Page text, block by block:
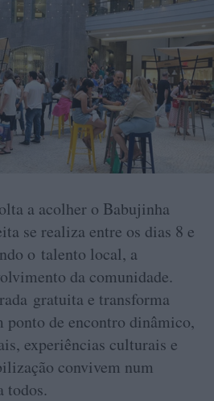
a acolher o Babujinha
se realiza entre os dias 8 e
o talento local, a
da comunidade.
gratuita e transforma
ponto de encontro dinâmico,
experiências culturais e
convivem num
todos.